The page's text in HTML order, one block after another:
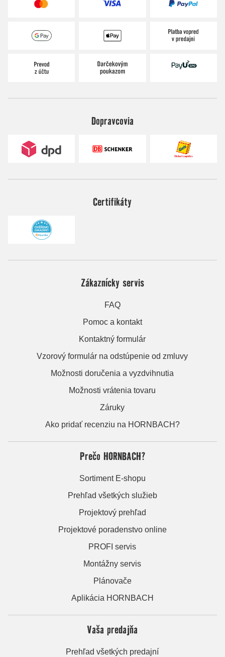
Dopravcovia
Certifikáty
Zákaznícky servis
FAQ
Pomoc a kontakt
Kontaktný formulár
Vzorový formulár na odstúpenie od zmluvy
Možnosti doručenia a vyzdvihnutia
Možnosti vrátenia tovaru
Záruky
Ako pridať recenziu na HORNBACH?
Prečo HORNBACH?
Sortiment E-shopu
Prehľad všetkých služieb
Projektový prehľad
Projektové poradenstvo online
PROFI servis
Montážny servis
Plánovače
Aplikácia HORNBACH
Vaša predajňa
Prehľad všetkých predajní